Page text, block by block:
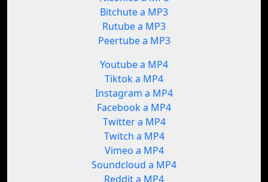
Bitchute a MP3
Rutube a MP3
Peertube a MP3
Youtube a MP4
Tiktok a MP4
Instagram a MP4
Facebook a MP4
Twitter a MP4
Twitch a MP4
Vimeo a MP4
Soundcloud a MP4
Reddit a MP4